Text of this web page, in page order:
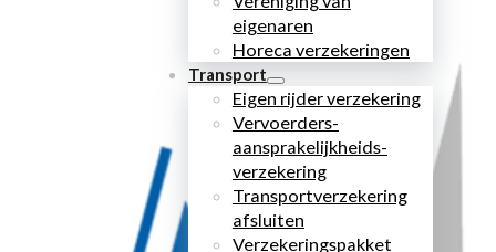
eigenaren
Horeca verzekeringen
Transport
Eigen rijder verzekering
Vervoerders­
aansprakelijkheids­
verzekering
Transportverzekering
afsluiten
Verzekeringspakket